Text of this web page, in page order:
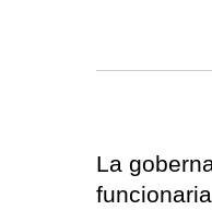
La